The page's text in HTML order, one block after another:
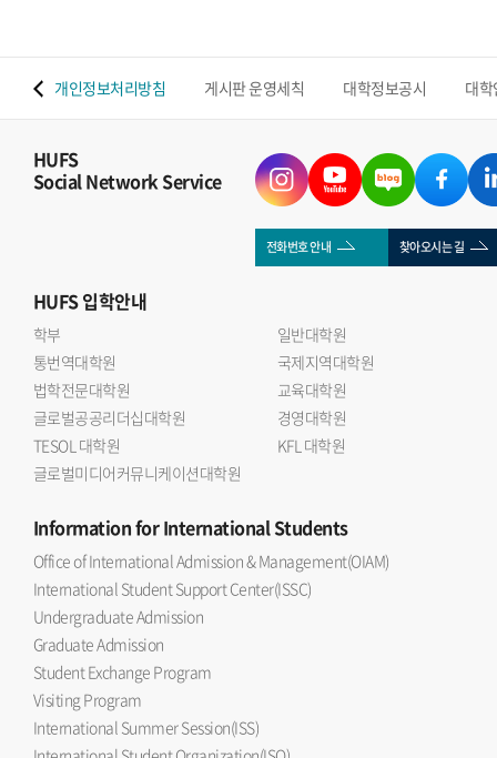
개인정보처리방침 게시판 운영세칙 대학정보공시 대
HUFS
Social Network Service
전화번호 안내 찾아오시는 길
HUFS입학안내
학부
일반대학원
통번역대학원
국제지역대학원
법학전문대학원
교육대학원
글로벌공공리더십대학원
경영대학원
TESOL 대학원
KFL 대학원
글로벌미디어커뮤니케이션대학원
Informationfor International Students
Office of International Admission & Management(OIAM)
International Student Support Center(ISSC)
Undergraduate Admission
Graduate Admission
Student Exchange Program
Visiting Program
International Summer Session(ISS)